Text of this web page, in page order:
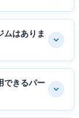
ムはありま
できるパー